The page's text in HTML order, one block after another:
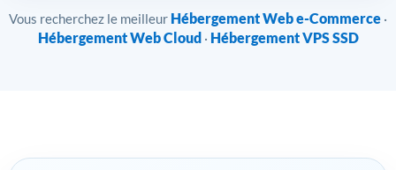
Vous recherchez le meilleur Hébergement Web e-Commerce ·
Hébergement Web Cloud · Hébergement VPS SSD